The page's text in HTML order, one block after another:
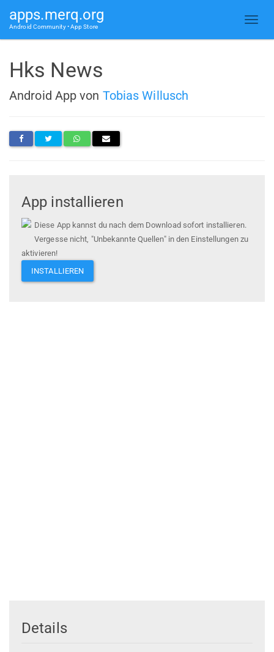
apps.merq.org
Android Community • App Store
Hks News
Android App von Tobias Willusch
App installieren
Diese App kannst du nach dem Download sofort installieren.
Vergesse nicht, "Unbekannte Quellen" in den Einstellungen zu
aktivieren!
INSTALLIEREN
Details